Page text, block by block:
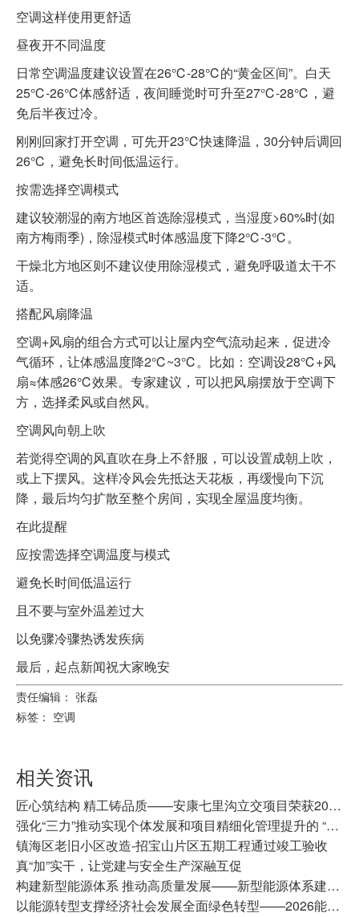
空调这样使用更舒适
昼夜开不同温度
日常空调温度建议设置在26℃-28℃的“黄金区间”。白天
25℃-26℃体感舒适，夜间睡觉时可升至27℃-28℃，避
免后半夜过冷。
刚刚回家打开空调，可先开23℃快速降温，30分钟后调回
26℃，避免长时间低温运行。
按需选择空调模式
建议较潮湿的南方地区首选除湿模式，当湿度>60%时(如
南方梅雨季)，除湿模式时体感温度下降2℃-3℃。
干燥北方地区则不建议使用除湿模式，避免呼吸道太干不
适。
搭配风扇降温
空调+风扇的组合方式可以让屋内空气流动起来，促进冷
气循环，让体感温度降2℃~3℃。比如：空调设28℃+风
扇≈体感26℃效果。专家建议，可以把风扇摆放于空调下
方，选择柔风或自然风。
空调风向朝上吹
若觉得空调的风直吹在身上不舒服，可以设置成朝上吹，
或上下摆风。这样冷风会先抵达天花板，再缓慢向下沉
降，最后均匀扩散至整个房间，实现全屋温度均衡。
在此提醒
应按需选择空调温度与模式
避免长时间低温运行
且不要与室外温差过大
以免骤冷骤热诱发疾病
最后，起点新闻祝大家晚安
责任编辑： 张磊
标签： 空调
相关资讯
匠心筑结构 精工铸品质——安康七里沟立交项目荣获2026年陕西省建筑业协会建筑优质结构工程奖
强化“三力”推动实现个体发展和项目精细化管理提升的 “双融双促”
镇海区老旧小区改造-招宝山片区五期工程通过竣工验收
真“加”实干，让党建与安全生产深融互促
构建新型能源体系 推动高质量发展——新型能源体系建设分论坛侧记
以能源转型支撑经济社会发展全面绿色转型——2026能源经济与碳达峰碳中和高质量发展论坛综述